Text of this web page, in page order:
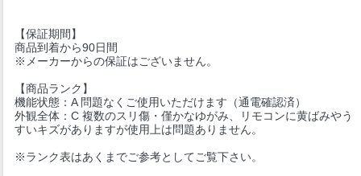
【保証期間】
商品到着から90日間
※メーカーからの保証はございません。
【商品ランク】
機能状態：A 問題なくご使用いただけます（通電確認済）
外観全体：C 複数のスリ傷・僅かなゆがみ、リモコンに黄ばみやう
すいキズがありますが使用上は問題ありません。
※ランク表はあくまでご参考としてご覧下さい。